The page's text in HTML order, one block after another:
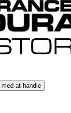
at handle